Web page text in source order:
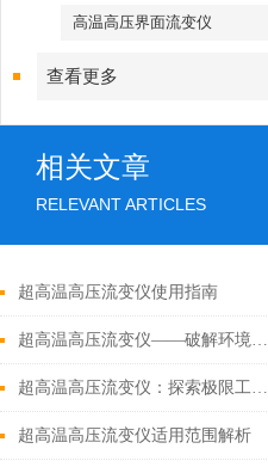
高温高压界面流变仪
查看更多
相关文章
RELEVANT ARTICLES
超高温高压流变仪使用指南
超高温高压流变仪——破解环境材料测试难题的核心装备
超高温高压流变仪：探索极限工况下的材料流动奥秘
超高温高压流变仪适用范围解析